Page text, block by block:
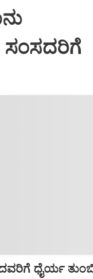
ಸಂಸದರಿಗೆ
ಧೈರ್ಯ